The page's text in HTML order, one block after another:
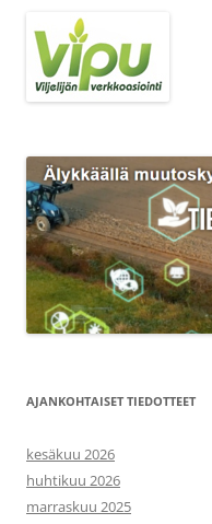
AJANKOHTAISET TIEDOTTEET
kesäkuu 2026
huhtikuu 2026
marraskuu 2025